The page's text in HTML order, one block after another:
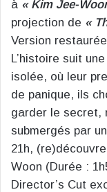
à « Kim Jee-
projection de «
Version
L’histoire suit
isolée, où leur
de panique, ils
garder le secret,
submergés par
21h,
Woon (Durée :
Director’s Cut